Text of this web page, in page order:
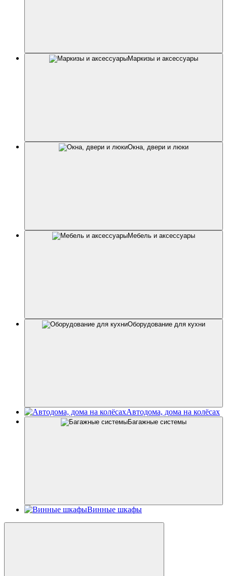
Маркизы и аксессуары
Окна, двери и люки
Мебель и аксессуары
Оборудование для кухни
Автодома, дома на колёсах
Багажные системы
Винные шкафы